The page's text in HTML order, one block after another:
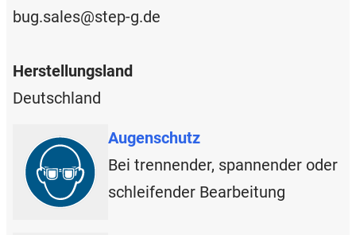
bug.sales@step-g.de
Herstellungsland
Deutschland
Augenschutz
Bei trennender, spannender oder
schleifender Bearbeitung